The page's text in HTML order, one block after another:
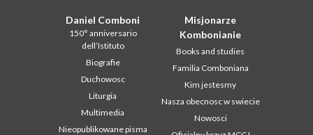
Daniel Comboni
150° anniversario
dell’Istituto
Biografie
Duchowosc
Liturgia
Multimedia
Nieopublikowane pisma
Misjonarze
Kombonianie
Books and studies
Familia Comboniana
Kim jestesmy
Nasza obecnosc w swiecie
Nowosci